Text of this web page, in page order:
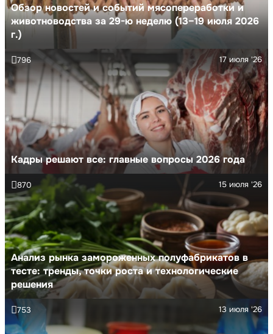
Обзор новостей и событий мясопереработки и
животноводства за 29-ю неделю (13–19 июля 2026
г.)
Кадры решают все: главные вопросы 2026 года
17 июля '26
796
Анализ рынка замороженных полуфабрикатов в
тесте: тренды, точки роста и технологические
решения
15 июля '26
870
13 июля '26
753